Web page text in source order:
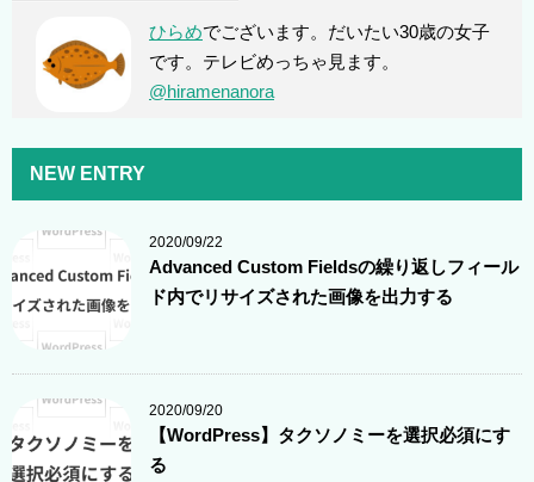
ひらめでございます。だいたい30歳の女子
です。テレビめっちゃ見ます。
@hiramenanora
NEW ENTRY
2020/09/22
Advanced Custom Fieldsの繰り返しフィール
ド内でリサイズされた画像を出力する
2020/09/20
【WordPress】タクソノミーを選択必須にす
る